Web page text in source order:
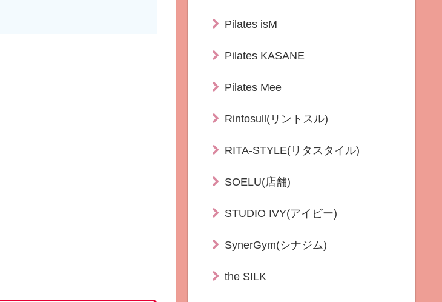
Pilates isM
Pilates KASANE
Pilates Mee
Rintosull(リントスル)
RITA-STYLE(リタスタイル)
SOELU(店舗)
STUDIO IVY(アイビー)
SynerGym(シナジム)
the SILK